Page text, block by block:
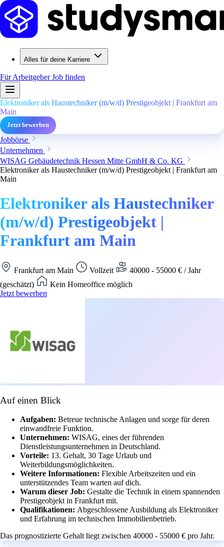
Alles für deine Karriere
Für ArbeitgeberJob finden
Elektroniker als Haustechniker (m/w/d) Prestigeobjekt | Frankfurt am
Main
Jetzt bewerben
Jobbörse
Unternehmen
WISAG Gebäudetechnik Hessen Mitte GmbH & Co. KG
Elektroniker als Haustechniker (m/w/d) Prestigeobjekt | Frankfurt am
Main
Elektroniker als Haustechniker
(m/w/d) Prestigeobjekt |
Frankfurt am Main
Frankfurt am Main Vollzeit
40000 - 55000 € / Jahr
(geschätzt)
Kein Homeoffice möglich
Jetzt bewerben
Auf einen Blick
Aufgaben: Betreue technische Anlagen und sorge für deren
einwandfreie Funktion.
Unternehmen: WISAG, eines der führenden
Dienstleistungsunternehmen in Deutschland.
Vorteile: 13. Gehalt, 30 Tage Urlaub und
Weiterbildungsmöglichkeiten.
Weitere Informationen: Flexible Arbeitszeiten und ein
unterstützendes Team warten auf dich.
Warum dieser Job: Gestalte die Technik in einem spannenden
Prestigeobjekt in Frankfurt mit.
Qualifikationen: Abgeschlossene Ausbildung als Elektroniker
und Erfahrung im technischen Immobilienbetrieb.
Das prognostizierte Gehalt liegt zwischen 40000 - 55000 € pro Jahr.